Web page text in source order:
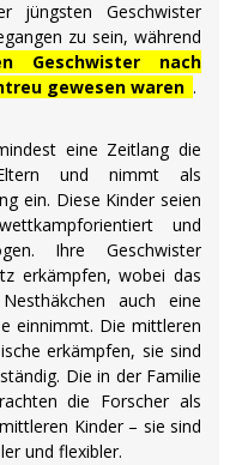
jüngsten Geschwister
zu sein, während
Geschwister nach
gewesen waren .
eine Zeitlang die
und nimmt als
ein. Diese Kinder seien
und
Ihre Geschwister
erkämpfen, wobei das
auch eine
einnimmt. Die mittleren
erkämpfen, sie sind
Die in der Familie
die Forscher als
Kinder – sie sind
und flexibler.